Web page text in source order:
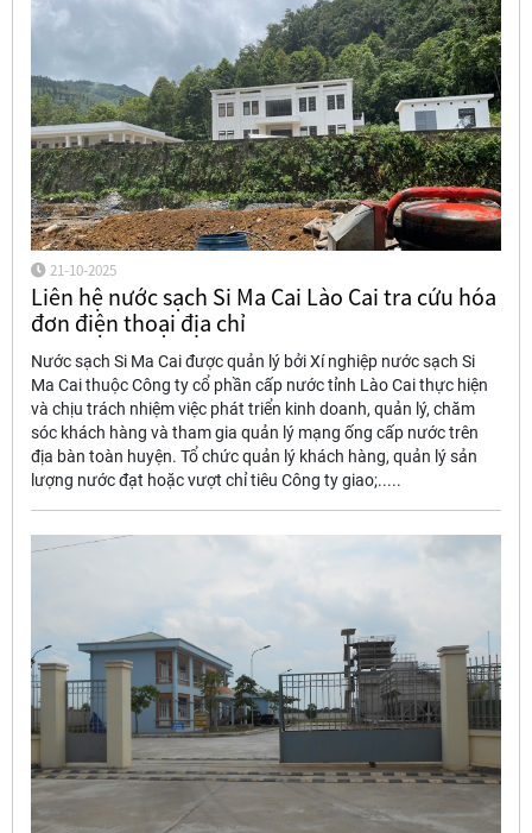
21-10-2025
Liên hệ nước sạch Si Ma Cai Lào Cai tra cứu hóa
đơn điện thoại địa chỉ
Nước sạch Si Ma Cai được quản lý bởi Xí nghiệp nước sạch Si
Ma Cai thuộc Công ty cổ phần cấp nước tỉnh Lào Cai thực hiện
và chịu trách nhiệm việc phát triển kinh doanh, quản lý, chăm
sóc khách hàng và tham gia quản lý mạng ống cấp nước trên
địa bàn toàn huyện. Tổ chức quản lý khách hàng, quản lý sản
lượng nước đạt hoặc vượt chỉ tiêu Công ty giao;.....